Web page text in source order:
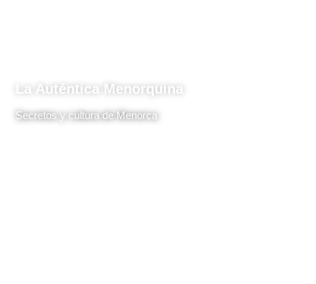
La Auténtica Menorquina
Secretos y cultura de Menorca